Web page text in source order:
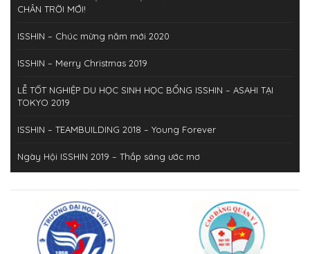
CHÂN TRỜI MỚI!
ISSHIN – Chúc mừng năm mới 2020
ISSHIN – Merry Christmas 2019
LỄ TỐT NGHIỆP DU HỌC SINH HỌC BỔNG ISSHIN – ASAHI TẠI
TOKYO 2019
ISSHIN – TEAMBUILDING 2018 – Young Forever
Ngày Hội ISSHIN 2019 – Thắp sáng ước mơ
ISSHIN – HAPPY NEW YEAR 2019!
ISSHIN Team building 2019: Together We Shine!